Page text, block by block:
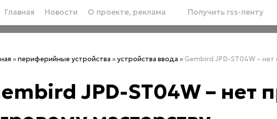
Главная Новости О проекте, реклама Получить rss-ленту
»периферийные устройства »устройства ввода »Gembird JPD-ST04W –
JPD-ST04W – нет